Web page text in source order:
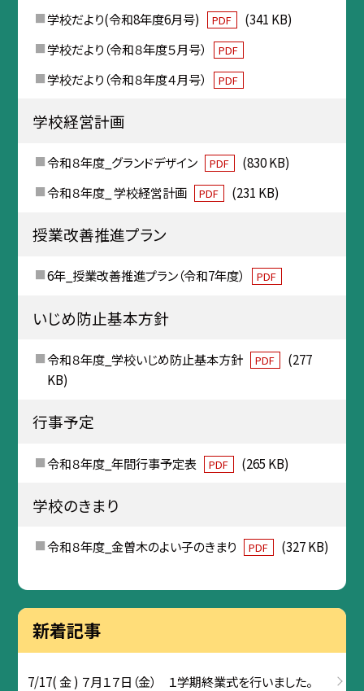
学校だより(令和8年度6月号) PDF
(341 KB)
学校だより（令和８年度５月号）
PDF
学校だより（令和８年度４月号） PDF
学校経営計画
令和８年度_グランドデザイン PDF
(830 KB)
令和８年度_ 学校経営計画
PDF (231 KB)
授業改善推進プラン
6年_授業改善推進プラン（令和7年度） PDF
いじめ防止基本方針
令和８年度_学校いじめ防止基本方針 PDF
(277
KB)
行事予定
令和８年度_年間行事予定表 PDF (265 KB)
学校のきまり
令和８年度_金曽木のよい子のきまり PDF (327 KB)
新着記事
7/17( 金 ) ７月１７日（金） １学期終業式を行いました。